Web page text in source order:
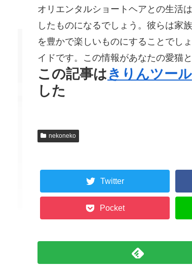
オリエンタルショートヘアとの生活
したものになるでしょう。彼らは家
を豊かで楽しいものにすることでし
イドです。この情報があなたの愛猫
この記事は きりんツール
した
nekoneko
Twitter
Pocket